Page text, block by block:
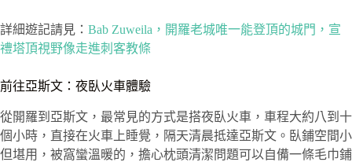
詳細遊記請見： Bab Zuweila，開羅老城唯一能登頂的城門，宣
禮塔頂視野像走進刺客教條
前往亞斯文：夜臥火車體驗
從開羅到亞斯文，最常見的方式是搭夜臥火車，車程大約八到十
個小時，直接在火車上睡覺，隔天清晨抵達亞斯文。臥鋪空間小
但堪用，被窩蠻溫暖的，擔心枕頭清潔問題可以自備一條毛巾鋪